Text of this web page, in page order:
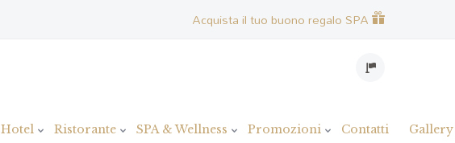
Acquista il tuo buono regalo SPA
Hotel Ristorante SPA & Wellness Promozioni Contatti Gallery